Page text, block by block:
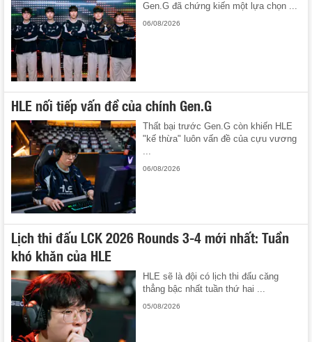
Gen.G đã chứng kiến một lựa chọn ...
06/08/2026
HLE nối tiếp vấn đề của chính Gen.G
Thất bại trước Gen.G còn khiến HLE
"kế thừa" luôn vấn đề của cựu vương
06/08/2026
Lịch thi đấu LCK 2026 Rounds 3-4 mới nhất: Tuần
khó khăn của HLE
HLE sẽ là đội có lịch thi đấu căng
thẳng bậc nhất tuần thứ hai ...
05/08/2026